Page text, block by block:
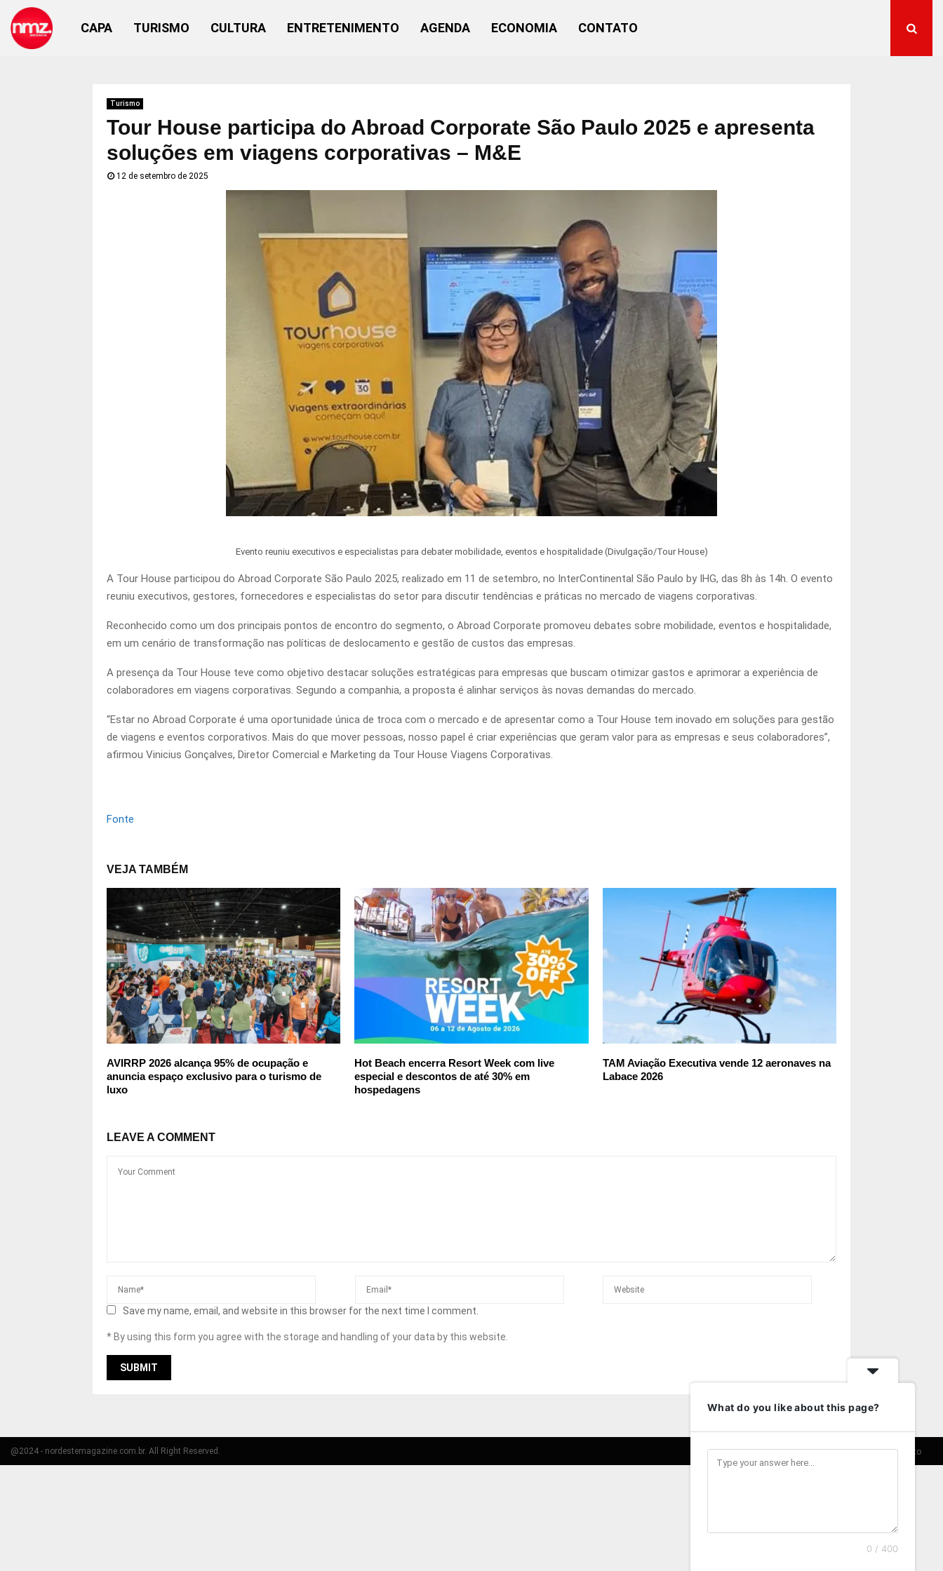
CAPA TURISMO CULTURA ENTRETENIMENTO AGENDA ECONOMIA CONTATO
Turismo
Tour House participa do Abroad Corporate São Paulo 2025 e apresenta
soluções em viagens corporativas – M&E
12 de setembro de 2025
Evento reuniu executivos e especialistas para debater mobilidade, eventos e hospitalidade (Divulgação/Tour House)
A Tour House participou do Abroad Corporate São Paulo 2025, realizado em 11 de setembro, no InterContinental São Paulo by IHG, das 8h às 14h. O evento
reuniu executivos, gestores, fornecedores e especialistas do setor para discutir tendências e práticas no mercado de viagens corporativas.
Reconhecido como um dos principais pontos de encontro do segmento, o Abroad Corporate promoveu debates sobre mobilidade, eventos e hospitalidade,
em um cenário de transformação nas políticas de deslocamento e gestão de custos das empresas.
A presença da Tour House teve como objetivo destacar soluções estratégicas para empresas que buscam otimizar gastos e aprimorar a experiência de
colaboradores em viagens corporativas. Segundo a companhia, a proposta é alinhar serviços às novas demandas do mercado.
“Estar no Abroad Corporate é uma oportunidade única de troca com o mercado e de apresentar como a Tour House tem inovado em soluções para gestão
de viagens e eventos corporativos. Mais do que mover pessoas, nosso papel é criar experiências que geram valor para as empresas e seus colaboradores”,
afirmou Vinicius Gonçalves, Diretor Comercial e Marketing da Tour House Viagens Corporativas.
Fonte
VEJA TAMBÉM
AVIRRP 2026 alcança 95% de ocupação e
anuncia espaço exclusivo para o turismo de
luxo
Hot Beach encerra Resort Week com live
especial e descontos de até 30% em
hospedagens
TAM Aviação Executiva vende 12 aeronaves na
Labace 2026
LEAVE A COMMENT
Save my name, email, and website in this browser for the next time I comment.
* By using this form you agree with the storage and handling of your data by this website.
@2024 - nordestemagazine.com.br. All Right Reserved. Entretenimento Turismo Cultura Contato
What do you like about this page?
0 / 400